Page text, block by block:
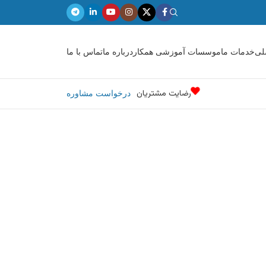
خدمات ماموسسات آموزشی همکار درباره ماتماس با ما
رضایت مشتریان درخواست مشاوره